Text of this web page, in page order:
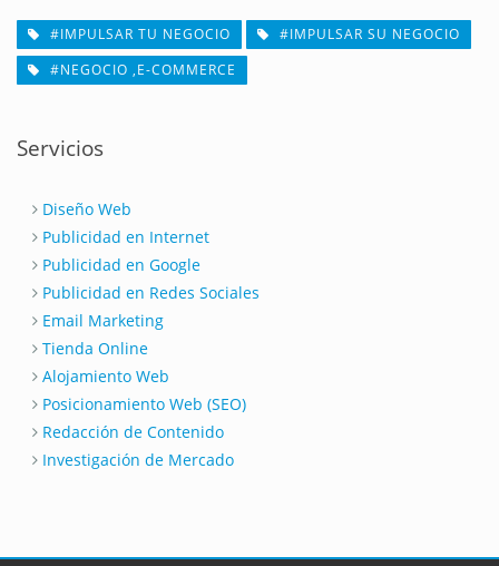
#IMPULSAR TU NEGOCIO
#IMPULSAR SU NEGOCIO
#NEGOCIO ,E-COMMERCE
Servicios
Diseño Web
Publicidad en Internet
Publicidad en Google
Publicidad en Redes Sociales
Email Marketing
Tienda Online
Alojamiento Web
Posicionamiento Web (SEO)
Redacción de Contenido
Investigación de Mercado